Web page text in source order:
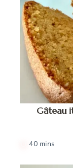
Gâteau
40 mins